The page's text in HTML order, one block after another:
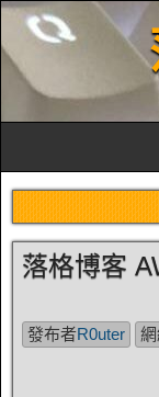
落格博客
發布者R0uter